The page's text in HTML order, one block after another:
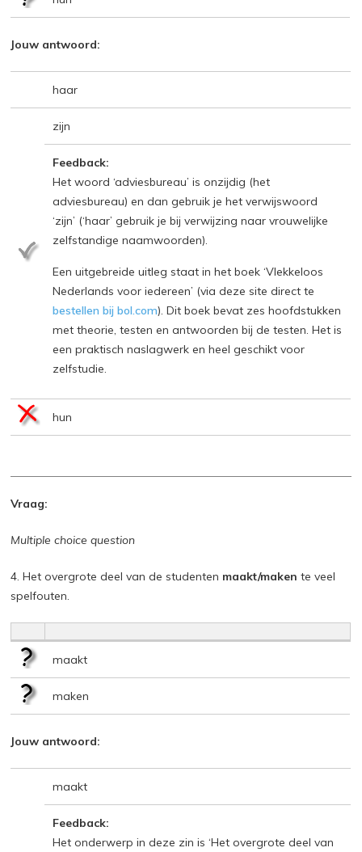
Jouw antwoord:
haar
zijn
Feedback:
Het woord ‘adviesbureau’ is onzijdig (het
adviesbureau) en dan gebruik je het verwijswoord
‘zijn’ (‘haar’ gebruik je bij verwijzing naar vrouwelijke
zelfstandige naamwoorden).
Een uitgebreide uitleg staat in het boek ‘Vlekkeloos
Nederlands voor iedereen’ (via deze site direct te
bestellen bij bol.com). Dit boek bevat zes hoofdstukken
met theorie, testen en antwoorden bij de testen. Het is
een praktisch naslagwerk en heel geschikt voor
zelfstudie.
hun
Vraag:
Multiple choice question
4. Het overgrote deel van de studenten maakt/maken te veel
spelfouten.
maakt
maken
Jouw antwoord:
maakt
Feedback:
Het onderwerp in deze zin is ‘Het overgrote deel van